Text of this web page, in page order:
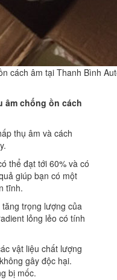
cách âm tại Thanh Bình
âm chống ồn cách
thụ âm và cách
thể đạt tới 60% và có
giúp bạn có một
tĩnh.
trọng lượng của
lỏng lẻo có tính
vật liệu chất lượng
gây độc hại.
bị mốc.